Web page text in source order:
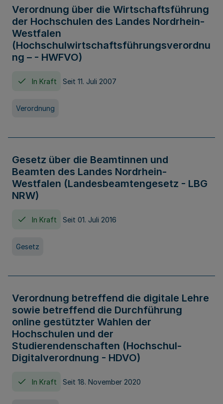
Verordnung über die Wirtschaftsführung
der Hochschulen des Landes Nordrhein-
Westfalen
(Hochschulwirtschaftsführungsverordnu
ng – - HWFVO)
In Kraft Seit 11. Juli 2007
Verordnung
Gesetz über die Beamtinnen und
Beamten des Landes Nordrhein-
Westfalen (Landesbeamtengesetz - LBG
NRW)
In Kraft Seit 01. Juli 2016
Gesetz
Verordnung betreffend die digitale Lehre
sowie betreffend die Durchführung
online gestützter Wahlen der
Hochschulen und der
Studierendenschaften (Hochschul-
Digitalverordnung - HDVO)
In Kraft Seit 18. November 2020